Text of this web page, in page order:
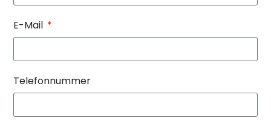
E-Mail
Telefonnummer